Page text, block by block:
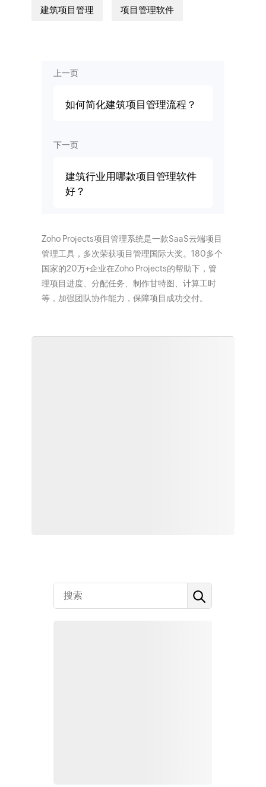
建筑项目管理 项目管理软件
上一页
如何简化建筑项目管理流程？
下一页
建筑行业用哪款项目管理软件
好？
Zoho Projects项目管理系统是一款SaaS云端项目
管理工具，多次荣获项目管理国际大奖。180多个
国家的20万+企业在Zoho Projects的帮助下，管
理项目进度、分配任务、制作甘特图、计算工时
等，加强团队协作能力，保障项目成功交付。